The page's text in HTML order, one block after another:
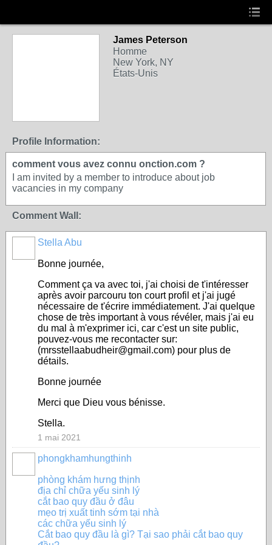
James Peterson
Homme
New York, NY
États-Unis
Profile Information:
comment vous avez connu onction.com ?
I am invited by a member to introduce about job
vacancies in my company
Comment Wall:
Stella Abu
Bonne journée,
Comment ça va avec toi, j'ai choisi de t'intéresser
après avoir parcouru ton court profil et j'ai jugé
nécessaire de t'écrire immédiatement. J'ai quelque
chose de très important à vous révéler, mais j'ai eu
du mal à m'exprimer ici, car c'est un site public,
pouvez-vous me recontacter sur:
(mrsstellaabudheir@gmail.com) pour plus de
détails.
Bonne journée
Merci que Dieu vous bénisse.
Stella.
1 mai 2021
phongkhamhungthinh
phòng khám hưng thịnh
địa chỉ chữa yếu sinh lý
cắt bao quy đầu ở đâu
mẹo trị xuất tinh sớm tại nhà
các chữa yếu sinh lý
Cắt bao quy đầu là gì? Tại sao phải cắt bao quy